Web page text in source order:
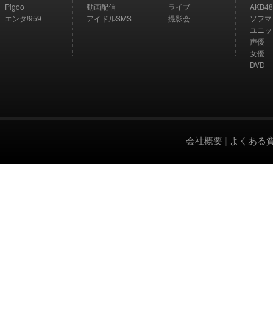
Pigoo
エンタ!959
動画配信
アイドルSMS
ライブ
撮影会
AKB48
ソフ
ユニ
声優
女優
DVD
会社概要 | よくある